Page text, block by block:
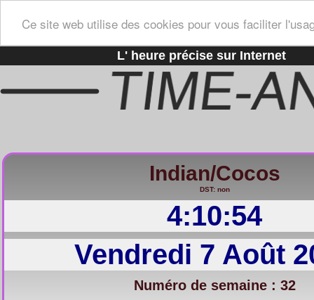
Ce site web utilise des cookies pour vous faciliter
L' heure précise sur Internet
Indian/Cocos
DST: non
4:10:55
Vendredi 7 Août
Numéro de semaine : 32